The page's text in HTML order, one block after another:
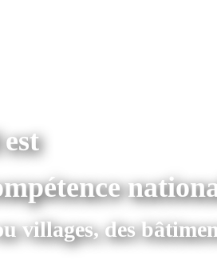
villages, des